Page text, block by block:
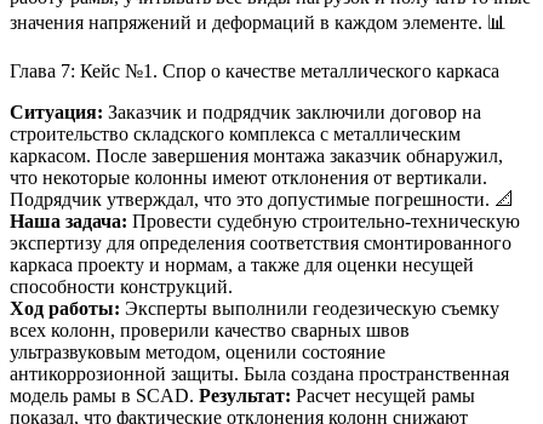
значения напряжений и деформаций в каждом элементе. 📊
Глава 7: Кейс №1. Спор о качестве металлического каркаса
Ситуация: Заказчик и подрядчик заключили договор на
строительство складского комплекса с металлическим
каркасом. После завершения монтажа заказчик обнаружил,
что некоторые колонны имеют отклонения от вертикали.
Подрядчик утверждал, что это допустимые погрешности. 📐
Наша задача: Провести судебную строительно-техническую
экспертизу для определения соответствия смонтированного
каркаса проекту и нормам, а также для оценки несущей
способности конструкций.
Ход работы: Эксперты выполнили геодезическую съемку
всех колонн, проверили качество сварных швов
ультразвуковым методом, оценили состояние
антикоррозионной защиты. Была создана пространственная
модель рамы в SCAD. Результат: Расчет несущей рамы
показал, что фактические отклонения колонн снижают